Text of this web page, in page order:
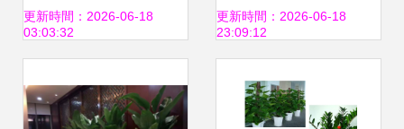
薦
更新時間：2026-06-18
03:03:32
空間煥發新生
更新時間：2026-06-18
23:09:12